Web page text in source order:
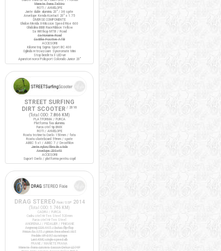
Manete frana Tektro
ROTI / ANVELOPE
Jante duble aluminiu 20" / 36 spite
Anvelope Kenda Kontact 20" x 1.75
DIVERSE COMPONENTE
Ghidon Merida X-Mission Speed Rise 600
Ghidolina BBB RaceRibbon Yellow
Sa Wittkop MTB / Road
Sa Noname Road
Sa Bike Positive ATB
ACCESORII
Kilometraj Sigma Sport BC 400
Oglinda retrovizoare Syncromate Mini
Stop bicicleta 3 LED-uri
Aparatori noroi Polisport Colorado Junior 20"
STREET SURFING
DIRT SCOOTER / 2016
(Total ODO: 7.866 KM )
PLATFORMA / FURCA
Platforma fixa aluminiu
Furca otel tip BMX
ROTI / ANVELOPE
Roata trotineta Oxelo 150mm / fata
Roata skateboard 59mm / spate
ABEC 5 x1 / ABEC 7 // Decathlon
Jante nylon/fibra de sticla
Anvelope 200x40
ACCESORII
Suport Oxelo / platforma pentru copil
DRAG STEREO Fixie/SSP 2014
(Total ODO: 1.746 KM )
CADRU / FURCA
Cadru otel Hi-Ten Steel 520mm
Furca otel Hi-Ten Steel
ANGRENAJ / PEDALIER / PINIOANE
Angrenaj COX 44T / butuc flip-flop
Pinion fix 17T / pinion freewheel 16T
Pedale VP-397 cu ratrape
Lant KMC single-speed alb
FRANE / MANETE FRANA
Manete frana cursiera Saccon Dekor LD74P